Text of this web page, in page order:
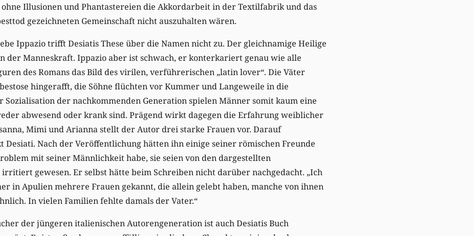
ohne Illusionen und Phantastereien die Akkordarbeit in der Textilfabrik und das
gezeichneten Gemeinschaft nicht auszuhalten wären.
Ippazio trifft Desiatis These über die Namen nicht zu. Der gleichnamige Heilige
der Manneskraft. Ippazio aber ist schwach, er konterkariert genau wie alle
des Romans das Bild des virilen, verführerischen „latin lover“. Die Väter
hingerafft, die Söhne flüchten vor Kummer und Langeweile in die
Sozialisation der nachkommenden Generation spielen Männer somit kaum eine
abwesend oder krank sind. Prägend wirkt dagegen die Erfahrung weiblicher
Mimi und Arianna stellt der Autor drei starke Frauen vor. Darauf
Desiati. Nach der Veröffentlichung hätten ihn einige seiner römischen Freunde
mit seiner Männlichkeit habe, sie seien von den dargestellten
gewesen. Er selbst hätte beim Schreiben nicht darüber nachgedacht. „Ich
in Apulien mehrere Frauen gekannt, die allein gelebt haben, manche von ihnen
In vielen Familien fehlte damals der Vater.“
der jüngeren italienischen Autorengeneration ist auch Desiatis Buch